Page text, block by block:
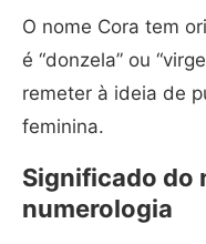
O nome Cora tem
é “donzela” ou
remeter à ideia de
feminina.
Significado do
numerologia